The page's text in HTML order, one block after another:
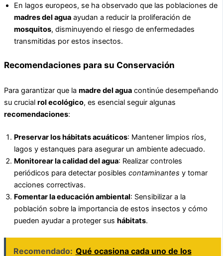
En lagos europeos, se ha observado que las poblaciones de
madres del agua ayudan a reducir la proliferación de
mosquitos, disminuyendo el riesgo de enfermedades
transmitidas por estos insectos.
Recomendaciones para su Conservación
Para garantizar que la madre del agua continúe desempeñando
su crucial rol ecológico, es esencial seguir algunas
recomendaciones:
Preservar los hábitats acuáticos: Mantener limpios ríos,
lagos y estanques para asegurar un ambiente adecuado.
Monitorear la calidad del agua: Realizar controles
periódicos para detectar posibles contaminantes y tomar
acciones correctivas.
Fomentar la educación ambiental: Sensibilizar a la
población sobre la importancia de estos insectos y cómo
pueden ayudar a proteger sus hábitats.
Recomendado: Qué ocasiona cada uno de los